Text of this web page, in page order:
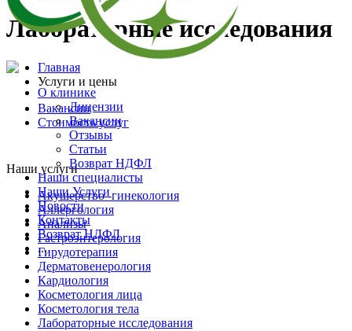
О клинике
Лицензии
Вакансии
Отзывы
Статьи
Возврат НДФЛ
Наши специалисты
Наши Услуги
Новости
Контакты
Возврат НДФЛ
...
Лабораторные исследования
Главная
Услуги и цены
Вакансии
Стоимость услуг
Наши услуги
Акушерство -гинекология
Аллергология
Анализы
Гастроэнтерология
Гирудотерапия
Дерматовенерология
Кардиология
Косметология лица
Косметология тела
Лабораторные исследования